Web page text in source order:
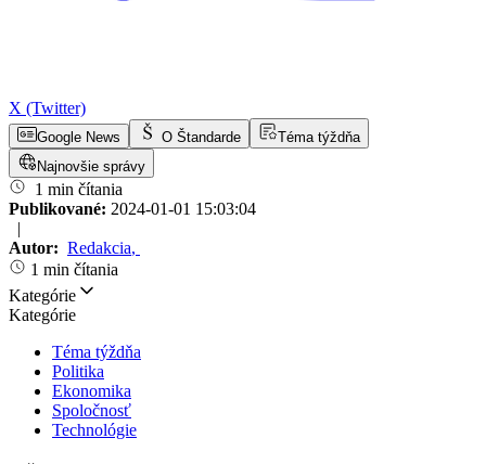
X (Twitter)
Google News O Štandarde
Téma týždňa
Najnovšie správy
1 min čítania
Publikované: 2024-01-01 15:03:04
|
Autor: Redakcia,
1 min čítania
Kategórie
Kategórie
Téma týždňa
Politika
Ekonomika
Spoločnosť
Technológie